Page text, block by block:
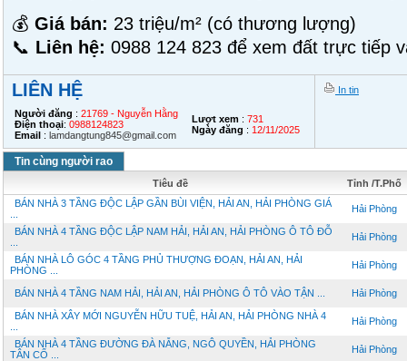
💰 Giá bán: 23 triệu/m² (có thương lượng)
📞 Liên hệ: 0988 124 823 để xem đất trực tiếp
LIÊN HỆ
Người đăng : 21769 - Nguyễn Hằng
Điện thoại: 0988124823
Email : lamdangtung845@gmail.com
Lượt xem : 731
Ngày đăng : 12/11/2025
In tin
Tin cùng người rao
Tiêu đề
Tỉnh /T.Phố
BÁN NHÀ 3 TẦNG ĐỘC LẬP GẦN BÙI VIỆN, HẢI AN, HẢI PHÒNG GIÁ
Hải Phòng
BÁN NHÀ 4 TẦNG ĐỘC LẬP NAM HẢI, HẢI AN, HẢI PHÒNG Ô TÔ ĐỖ
Hải Phòng
BÁN NHÀ LÔ GÓC 4 TẦNG PHỦ THƯỢNG ĐOẠN, HẢI AN, HẢI
PHÒNG ...
Hải Phòng
BÁN NHÀ 4 TẦNG NAM HẢI, HẢI AN, HẢI PHÒNG Ô TÔ VÀO TẬN ... Hải Phòng
BÁN NHÀ XÂY MỚI NGUYỄN HỮU TUỆ, HẢI AN, HẢI PHÒNG NHÀ 4
Hải Phòng
BÁN NHÀ 4 TẦNG ĐƯỜNG ĐÀ NẴNG, NGÔ QUYỀN, HẢI PHÒNG
TÂN CỔ ...
Hải Phòng